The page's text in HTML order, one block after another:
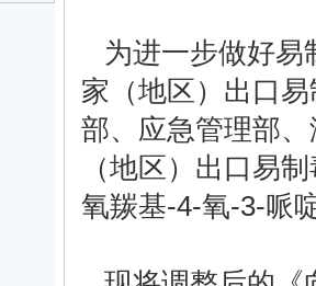
为进一步做好易
家（地区）出口
部、应急管理部
（地区）出口易
氧羰基-4-氧-3-哌